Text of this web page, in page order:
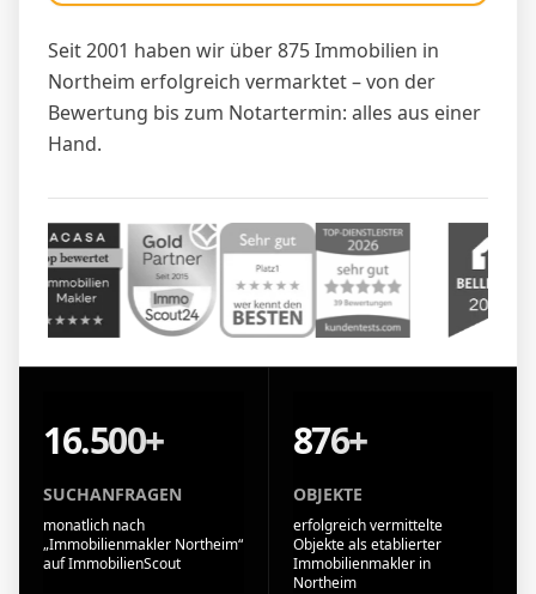
Seit 2001 haben wir über 875 Immobilien in
Northeim erfolgreich vermarktet – von der
Bewertung bis zum Notartermin: alles aus einer
Hand.
16.500+
SUCHANFRAGEN
monatlich nach
„Immobilienmakler Northeim“
auf ImmobilienScout
876+
OBJEKTE
erfolgreich vermittelte
Objekte als etablierter
Immobilienmakler in
Northeim